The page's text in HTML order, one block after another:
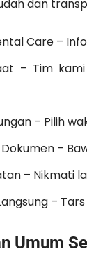
dan
Care –
– Tim
– Pilih
–
– Nikmati
–
Umum